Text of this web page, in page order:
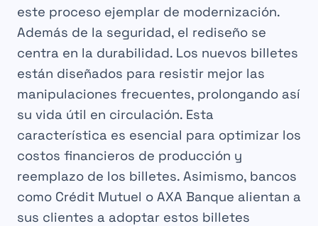
este proceso ejemplar de modernización.
Además de la seguridad, el rediseño se
centra en la durabilidad. Los nuevos billetes
están diseñados para resistir mejor las
manipulaciones frecuentes, prolongando así
su vida útil en circulación. Esta
característica es esencial para optimizar los
costos financieros de producción y
reemplazo de los billetes. Asimismo, bancos
como Crédit Mutuel o AXA Banque alientan a
sus clientes a adoptar estos billetes